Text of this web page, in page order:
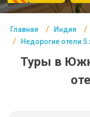
Главная Индия
Недорогие отели 5
Туры в
ОАЭ
Египет